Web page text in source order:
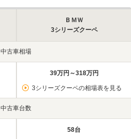
ＢＭＷ
3シリーズクーペ
中古車相場
39万円～318万円
3シリーズクーペの相場表を見る
中古車台数
58台